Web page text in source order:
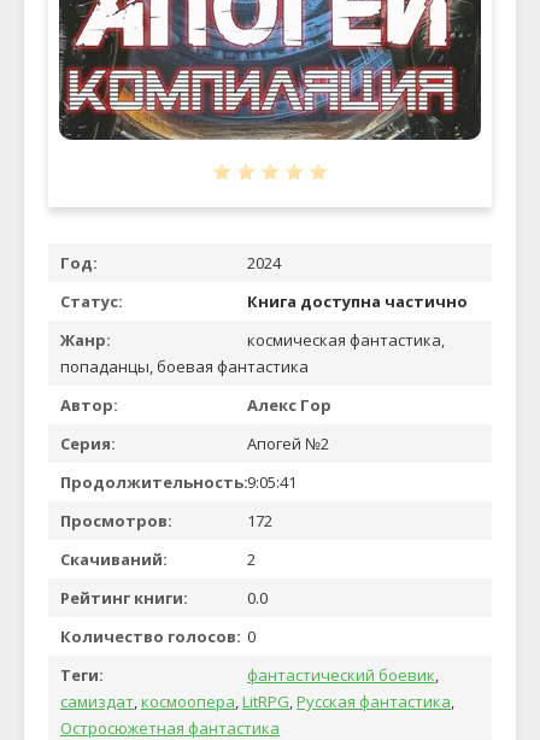
Год:
2024
Статус:
Книга доступна частично
Жанр:
космическая фантастика,
попаданцы, боевая фантастика
Автор:
Алекс Гор
Серия:
Апогей №2
Продолжительность:9:05:41
Просмотров:
172
Скачиваний:
2
Рейтинг книги:
0.0
Количество голосов: 0
Теги:
фантастический боевик,
самиздат,космоопера,LitRPG,Русская фантастика,
Остросюжетная фантастика